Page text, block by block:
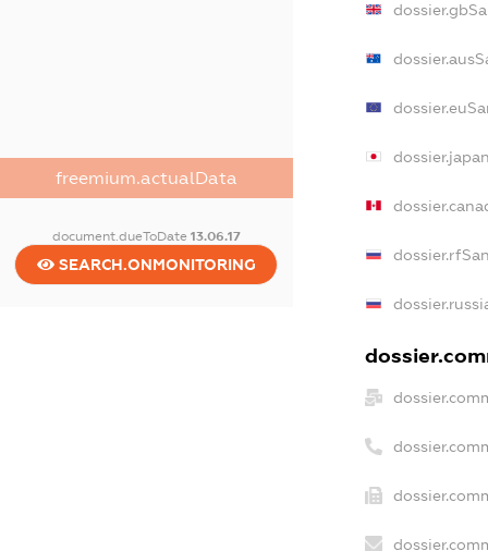
freemium.actualData
document.dueToDate 13.06.17
SEARCH.ONMONITORING